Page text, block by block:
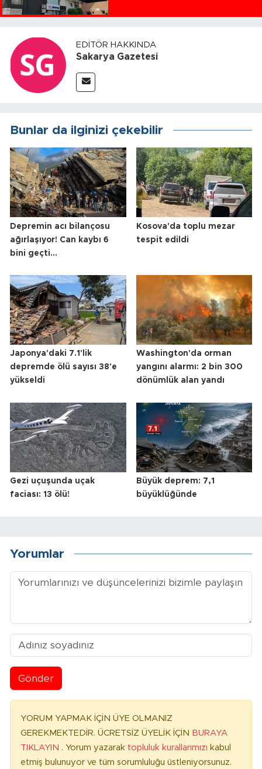
EDITÖR HAKKINDA
Sakarya Gazetesi
Bunlar da ilginizi çekebilir
Depremin acı bilançosu
ağırlaşıyor! Can kaybı 6
bini geçti...
Kosova'da toplu mezar
tespit edildi
Japonya'daki 7.1'lik
depremde ölü sayısı 38'e
yükseldi
Washington'da orman
yangını alarmı: 2 bin 300
dönümlük alan yandı
Gezi uçuşunda uçak
faciası: 13 ölü!
Büyük deprem: 7,1
büyüklüğünde
Yorumlar
Gönder
YORUM YAPMAK İÇİN ÜYE OLMANIZ
GEREKMEKTEDİR. ÜCRETSİZ ÜYELİK İÇİN BURAYA
TIKLAYIN . Yorum yazarak topluluk kurallarımızı kabul
etmiş bulunuyor ve tüm sorumluluğu üstleniyorsunuz.